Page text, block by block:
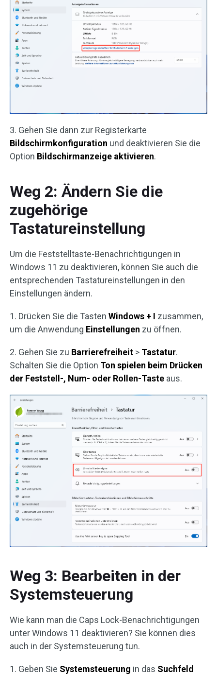
3. Gehen Sie dann zur Registerkarte
Bildschirmkonfiguration und deaktivieren Sie die
Option Bildschirmanzeige aktivieren.
Weg 2: Ändern Sie die
zugehörige
Tastatureinstellung
Um die Feststelltaste-Benachrichtigungen in
Windows 11 zu deaktivieren, können Sie auch die
entsprechenden Tastatureinstellungen in den
Einstellungen ändern.
1. Drücken Sie die Tasten Windows + I zusammen,
um die Anwendung Einstellungen zu öffnen.
2. Gehen Sie zu Barrierefreiheit > Tastatur.
Schalten Sie die Option Ton spielen beim Drücken
der Feststell-, Num- oder Rollen-Taste aus.
Weg 3: Bearbeiten in der
Systemsteuerung
Wie kann man die Caps Lock-Benachrichtigungen
unter Windows 11 deaktivieren? Sie können dies
auch in der Systemsteuerung tun.
1. Geben Sie Systemsteuerung in das Suchfeld